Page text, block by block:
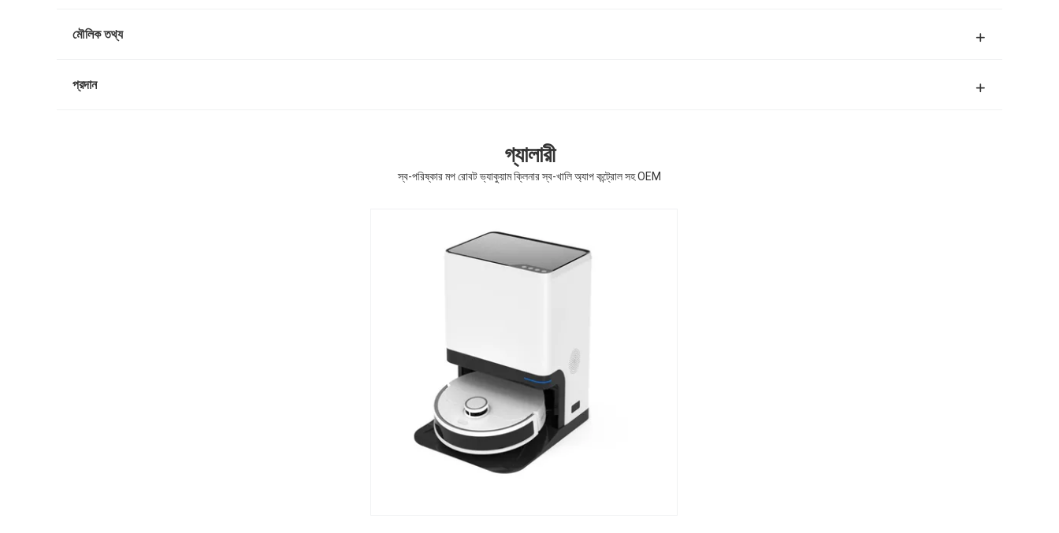
মৌলিক তথ্য
প্রদান
গ্যালারী
স্ব-পরিষ্কার মপ রোবট ভ্যাকুয়াম ক্লিনার স্ব-খালি অ্যাপ কন্ট্রোল সহ OEM